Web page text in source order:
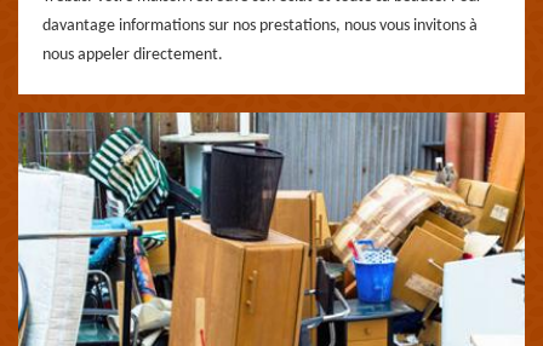
davantage informations sur nos prestations, nous vous invitons à
nous appeler directement.